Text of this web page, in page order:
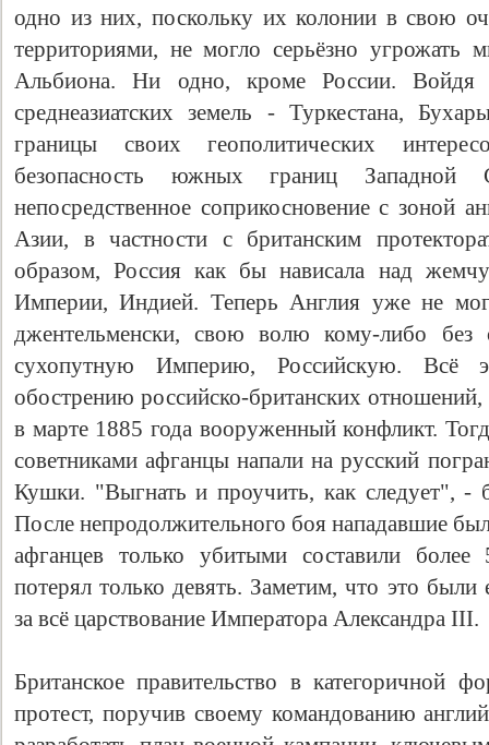
одно из них, поскольку их колонии в свою
территориями, не могло серьёзно угрожать
Альбиона. Ни одно, кроме России. Войдя в
среднеазиатских земель - Туркестана,
границы своих геополитических
безопасность южных границ
непосредственное соприкосновение с зоной
Азии, в частности с британским
образом, Россия как бы нависала над
Империи, Индией. Теперь Англия уже не
джентельменски, свою волю кому-либо
сухопутную Империю, Российскую. Всё
обострению российско-британских
в марте 1885 года вооруженный конфликт.
советниками афганцы напали на русский
Кушки. "Выгнать и проучить, как следует", -
После непродолжительного боя нападавшие
афганцев только убитыми составили
потерял только девять. Заметим, что это
за всё царствование Императора Александра III.
Британское правительство в категоричной
протест, поручив своему командованию